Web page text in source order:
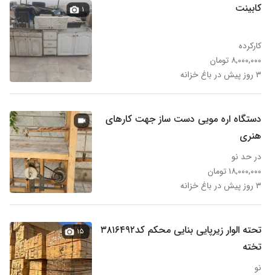
کابینت
کارکرده
۸,۰۰۰,۰۰۰ تومان
۳ روز پیش در باغ خزانه
۱
دستگاه اره مویی دست ساز جهت کارهای
هنری
در حد نو
۱۸,۰۰۰,۰۰۰ تومان
۳ روز پیش در باغ خزانه
تحته الوار زیرپایی بنایی محکم کد۳۸۱۶۴۹۲
تخته
نو
۱۵